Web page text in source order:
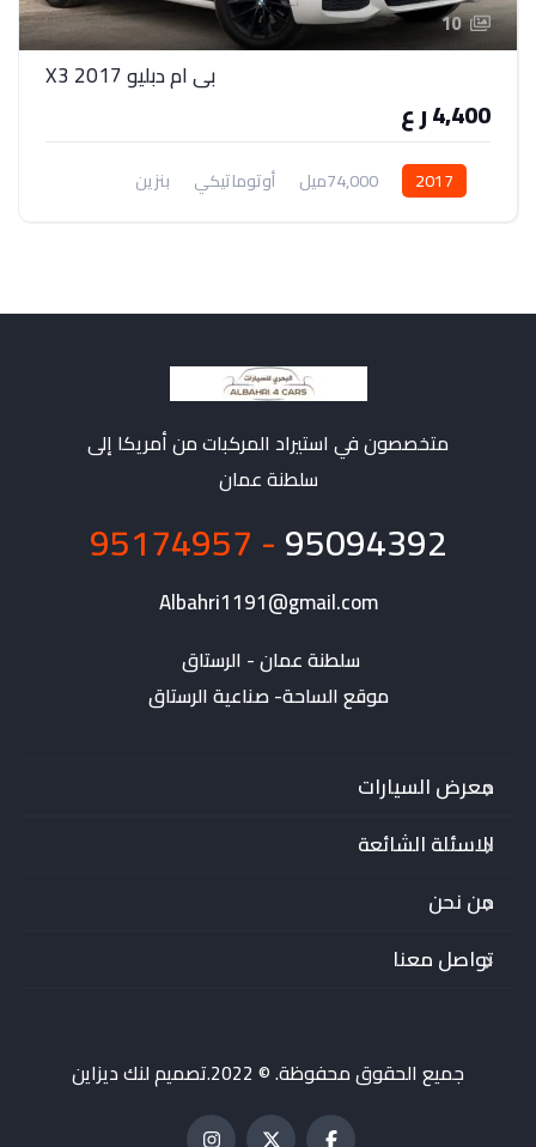
10
بي ام دبليو 2017 X3
4,400 ر ع
2017 74,000ميل أوتوماتيكي
بنزين
دفع خلفي
متخصصون في استيراد المركبات من أمريكا إلى
سلطنة عمان
95094392
- 95174957
Albahri1191@gmail.com
موقع الساحة- صناعية الرستاق
معرض السيارات
الاسئلة الشائعة
من نحن
تواصل معنا
جميع الحقوق محفوظة. © 2022.تصميم لنك ديزاين